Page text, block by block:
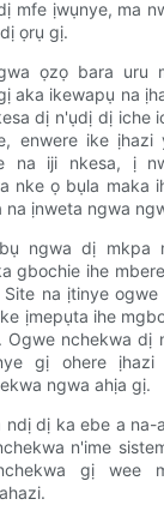
mfe ịwụnye, ma
ọrụ gị.
ọzọ bara uru
aka ikewapụ na
dị n'ụdị dị iche
enwere ike
na iji nkesa, ị
nke ọ bụla maka
na ịnweta ngwa
ngwa dị mkpa
gbochie ihe
na ịtinye
ịmepụta ihe
Ogwe nchekwa dị
gị ohere
ngwa ahịa gị.
ndị dị ka ebe a na-
n'ime
gị wee